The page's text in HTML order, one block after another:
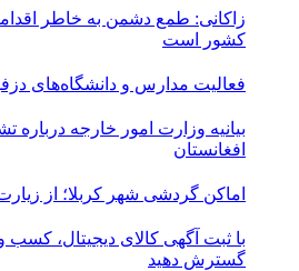
زاکانی: طمع دشمن به خاطر
کشور است
فعالیت مدارس و دانشگاه‌های
بیانیه وزارت امور خارجه درباره
افغانستان
اماکن گردشی شهر کربلا؛ از
با ثبت آگهی کالای دیجیتال، کسب و
گسترش دهید